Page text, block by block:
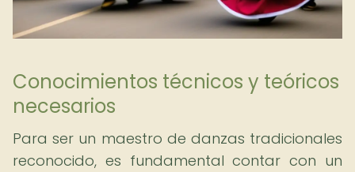
Conocimientos técnicos y teóricos
necesarios
Para ser un maestro de danzas tradicionales
reconocido, es fundamental contar con un